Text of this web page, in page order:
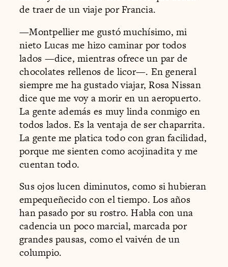
de traer de un viaje por Francia.
—Montpellier me gustó muchísimo, mi
nieto Lucas me hizo caminar por todos
lados —dice, mientras ofrece un par de
chocolates rellenos de licor—. En general
siempre me ha gustado viajar, Rosa Nissan
dice que me voy a morir en un aeropuerto.
La gente además es muy linda conmigo en
todos lados. Es la ventaja de ser chaparrita.
La gente me platica todo con gran facilidad,
porque me sienten como acojinadita y me
cuentan todo.
Sus ojos lucen diminutos, como si hubieran
empequeñecido con el tiempo. Los años
han pasado por su rostro. Habla con una
cadencia un poco marcial, marcada por
grandes pausas, como el vaivén de un
columpio.